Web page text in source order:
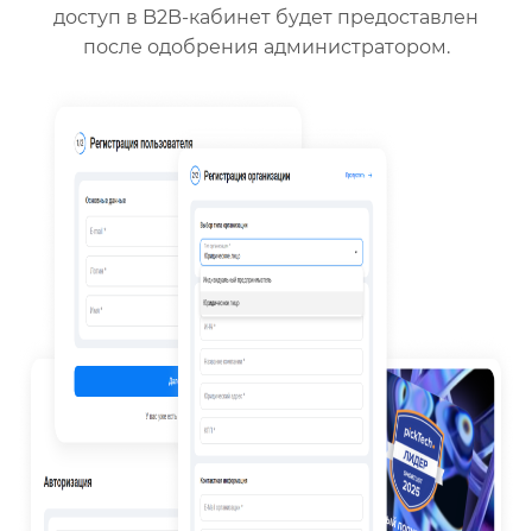
доступ в B2B-кабинет будет предоставлен
после одобрения администратором.